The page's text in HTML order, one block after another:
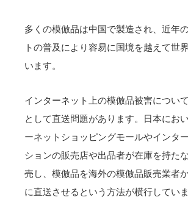
多くの模倣品は中国で製造され、近年
トの普及により容易に国境を越えて世
います。
インターネット上の模倣品被害につい
として直送問題があります。日本にお
ーネットショッピングモールやインタ
ションの販売店や出品者が在庫を持た
売し、模倣品を海外の模倣品販売業者
に直送させるという方法が横行していま